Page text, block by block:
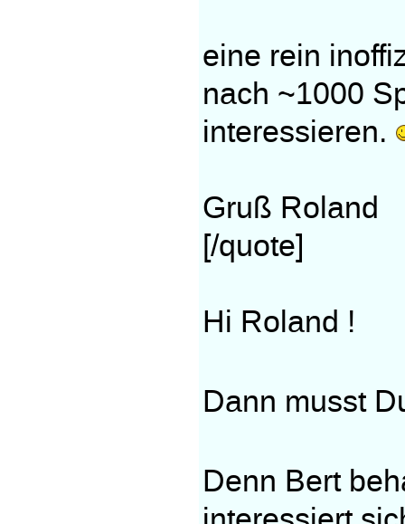
eine rein
nach ~1000
interessieren.
Gruß Roland
[/quote]
Hi Roland !
Dann musst
Denn Bert